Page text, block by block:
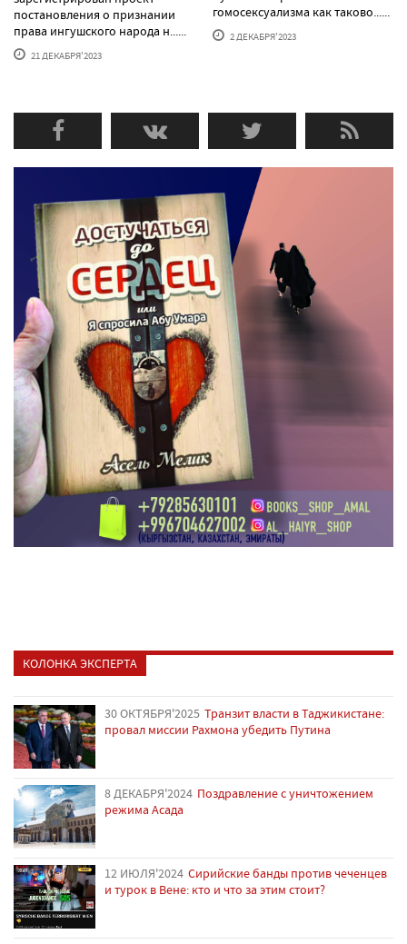
постановления о признании
права ингушского народа н......
21 ДЕКАБРЯ'2023
гомосексуализма как таково......
2 ДЕКАБРЯ'2023
КОЛОНКА ЭКСПЕРТА
30 ОКТЯБРЯ'2025 Транзит власти в Таджикистане:
провал миссии Рахмона убедить Путина
8 ДЕКАБРЯ'2024 Поздравление с уничтожением
режима Асада
12 ИЮЛЯ'2024 Сирийские банды против чеченцев
и турок в Вене: кто и что за этим стоит?